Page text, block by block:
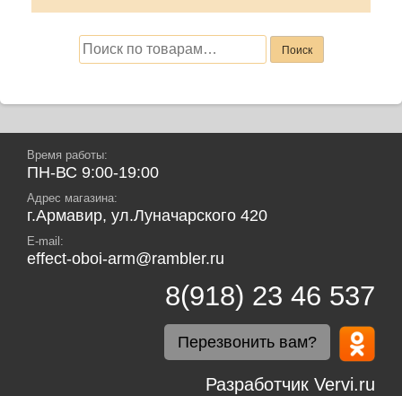
Искать: Поиск
Время работы:
ПН-ВС 9:00-19:00
Адрес магазина:
г.Армавир, ул.Луначарского 420
E-mail:
effect-oboi-arm@rambler.ru
8(918) 23 46 537
Перезвонить вам?
Разработчик Vervi.ru